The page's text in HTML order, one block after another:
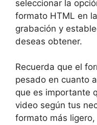
seleccionar la
formato HTML en
grabación y
deseas obtener.
Recuerda que el
pesado en cuanto
que es importante
video según tus
formato más